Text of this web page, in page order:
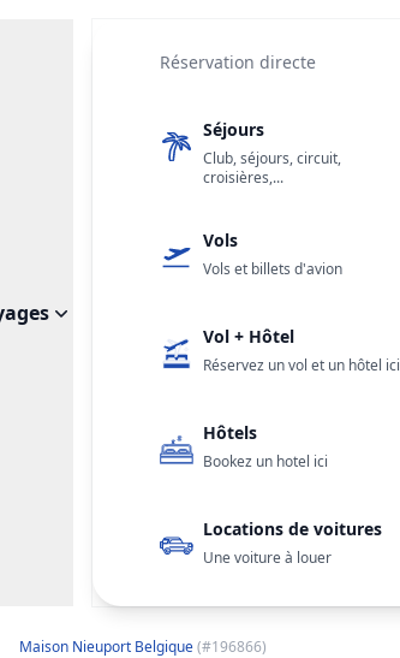
Réservation directe
Séjours
Club, séjours, circuit,
croisières,...
Vols
Vols et billets d'avion
Vol + Hôtel
Réservez un vol et un hôtel ici
Hôtels
Bookez un hotel ici
Locations de voitures
Une voiture à louer
Maison Nieuport Belgique(#196866)